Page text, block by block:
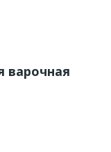
варочная